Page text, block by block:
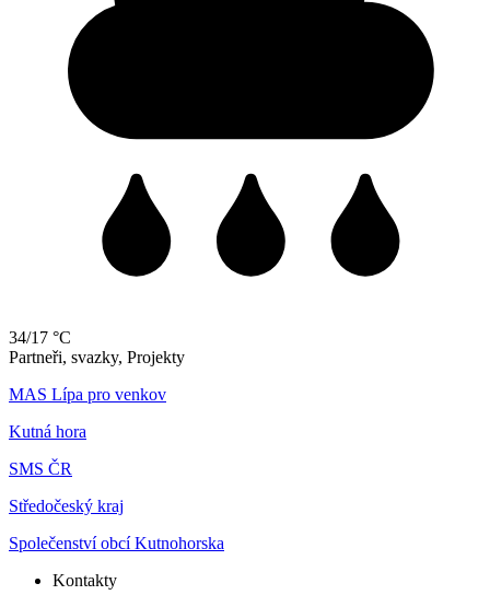
34/17 °C
Partneři, svazky, Projekty
MAS Lípa pro venkov
Kutná hora
SMS ČR
Středočeský kraj
Společenství obcí Kutnohorska
Kontakty